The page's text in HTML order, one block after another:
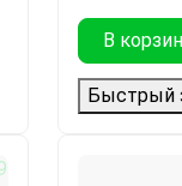
В
Быстрый